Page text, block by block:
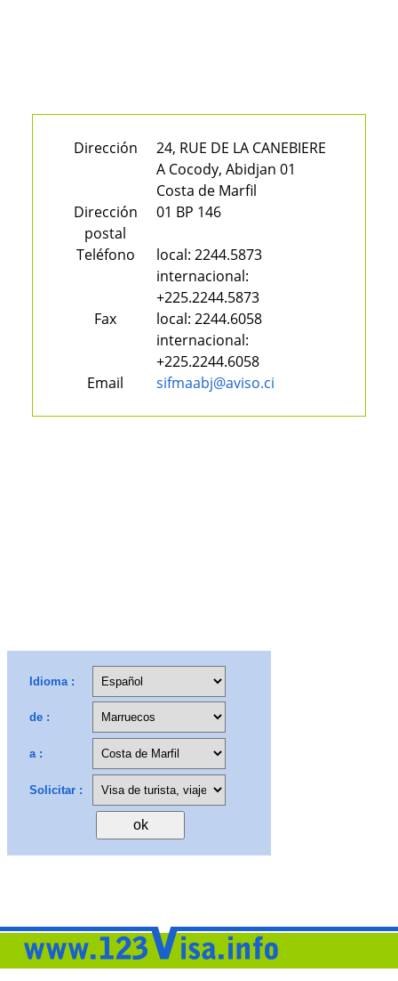
Dirección
24, RUE DE LA CANEBIERE
A Cocody, Abidjan 01
Costa de Marfil
Dirección
postal
01 BP 146
Teléfono local: 2244.5873
internacional:
+225.2244.5873
Fax
local: 2244.6058
internacional:
+225.2244.6058
Email
sifmaabj@aviso.ci